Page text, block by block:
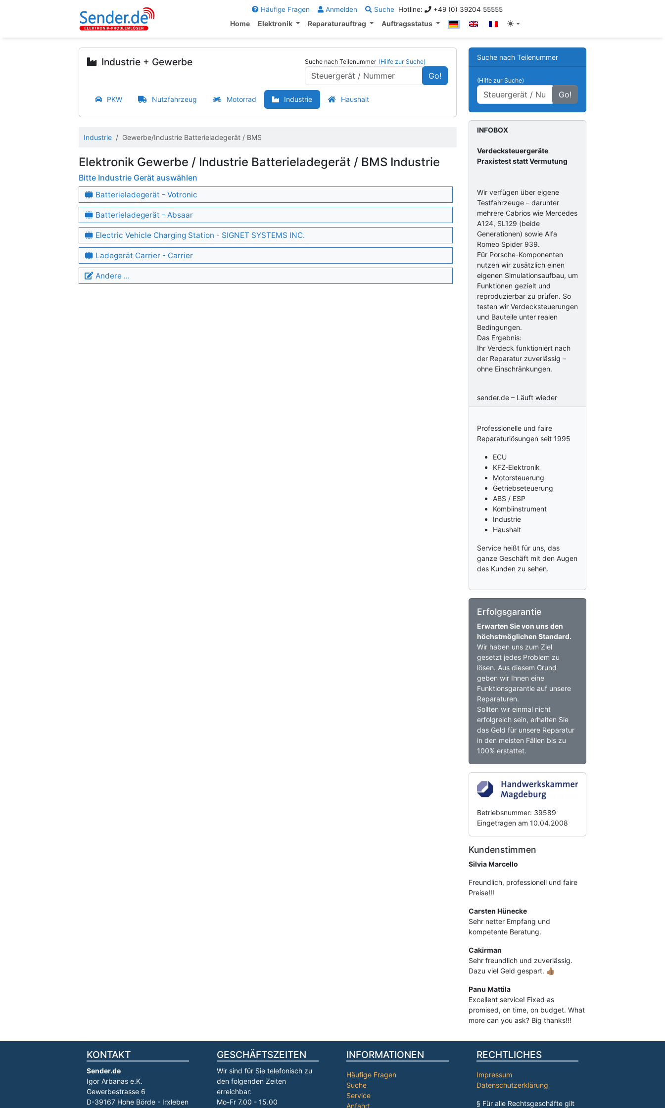
Häufige Fragen Anmelden Suche Hotline: +49 (0) 39204 55555
Home Elektronik Reparaturauftrag Auftragsstatus
Industrie + Gewerbe Suche nach Teilenummer (Hilfe zur Suche)
Go!
PKW Nutzfahrzeug Motorrad Industrie Haushalt
Industrie Gewerbe/Industrie Batterieladegerät / BMS
Elektronik Gewerbe / Industrie Batterieladegerät / BMS Industrie
Bitte Industrie Gerät auswählen
Batterieladegerät - Votronic
Batterieladegerät - Absaar
Electric Vehicle Charging Station - SIGNET SYSTEMS INC.
Ladegerät Carrier - Carrier
Andere ...
Suche nach Teilenummer
(Hilfe zur Suche)
Go!
INFOBOX
Verdecksteuergeräte
Praxistest statt Vermutung
Wir verfügen über eigene
Testfahrzeuge – darunter
mehrere Cabrios wie Mercedes
A124, SL129 (beide
Generationen) sowie Alfa
Romeo Spider 939.
Für Porsche-Komponenten
nutzen wir zusätzlich einen
eigenen Simulationsaufbau, um
Funktionen gezielt und
reproduzierbar zu prüfen. So
testen wir Verdecksteuerungen
und Bauteile unter realen
Bedingungen.
Das Ergebnis:
Ihr Verdeck funktioniert nach
der Reparatur zuverlässig –
ohne Einschränkungen.
sender.de – Läuft wieder
Professionelle und faire
Reparaturlösungen seit 1995
ECU
KFZ-Elektronik
Motorsteuerung
Getriebseteuerung
ABS / ESP
Kombiinstrument
Industrie
Haushalt
Service heißt für uns, das
ganze Geschäft mit den Augen
des Kunden zu sehen.
Erfolgsgarantie
Erwarten Sie von uns den
höchstmöglichen Standard.
Wir haben uns zum Ziel
gesetzt jedes Problem zu
lösen. Aus diesem Grund
geben wir Ihnen eine
Funktionsgarantie auf unsere
Reparaturen.
Sollten wir einmal nicht
erfolgreich sein, erhalten Sie
das Geld für unsere Reparatur
in den meisten Fällen bis zu
100% erstattet.
Betriebsnummer: 39589
Eingetragen am 10.04.2008
Kundenstimmen
Silvia Marcello
Freundlich, professionell und faire
Preise!!!
Carsten Hünecke
Sehr netter Empfang und
kompetente Beratung.
Cakirman
Sehr freundlich und zuverlässig.
Dazu viel Geld gespart. 👍🏽
Panu Mattila
Excellent service! Fixed as
promised, on time, on budget. What
more can you ask? Big thanks!!!
KONTAKT
Sender.de
Igor Arbanas e.K.
Gewerbestrasse 6
D-39167 Hohe Börde - Irxleben
GESCHÄFTSZEITEN
Wir sind für Sie telefonisch zu
den folgenden Zeiten
erreichbar:
Mo-Fr 7.00 - 15.00
INFORMATIONEN
Häufige Fragen
Suche
Service
Anfahrt
RECHTLICHES
Impressum
Datenschutzerklärung
§ Für alle Rechtsgeschäfte gilt